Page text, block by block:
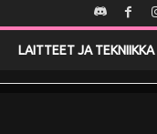
LAITTEET JA TEKNIIKKA